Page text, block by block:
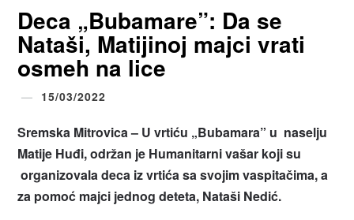
Deca „Bubamare”: Da se
Nataši, Matijinoj majci vrati
osmeh na lice
15/03/2022
Sremska Mitrovica – U vrtiću „Bubamara” u naselju
Matije Huđi, održan je Humanitarni vašar koji su
organizovala deca iz vrtića sa svojim vaspitačima, a
za pomoć majci jednog deteta, Nataši Nedić.